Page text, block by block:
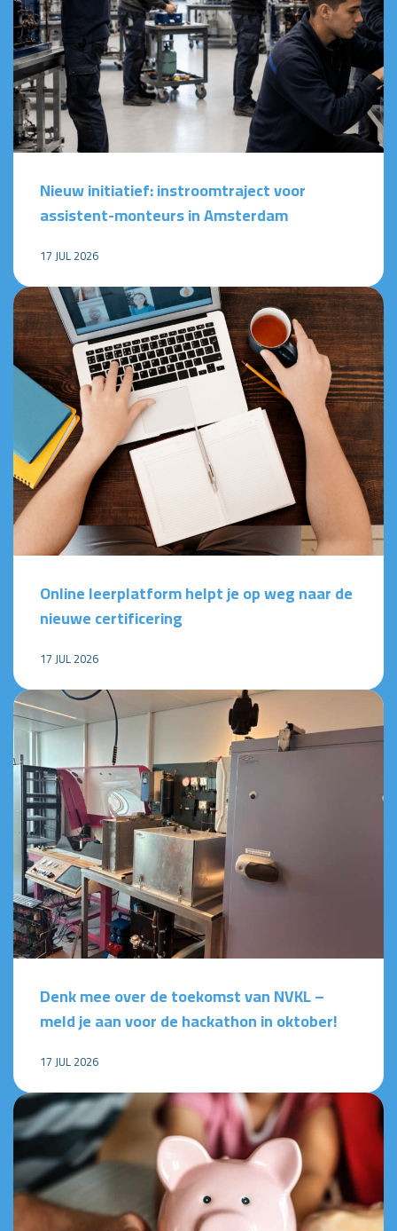
Nieuw initiatief: instroomtraject voor
assistent-monteurs in Amsterdam
17 JUL 2026
Online leerplatform helpt je op weg naar de
nieuwe certificering
17 JUL 2026
Denk mee over de toekomst van NVKL –
meld je aan voor de hackathon in oktober!
17 JUL 2026